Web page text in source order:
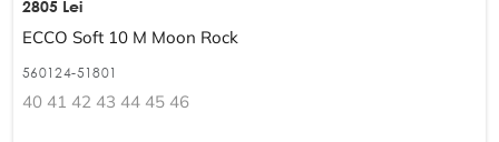
2805 Lei
ECCO Soft 10 M Moon Rock
560124-51801
40 41 42 43 44 45 46